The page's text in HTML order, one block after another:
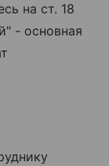
на ст. 18
- основная